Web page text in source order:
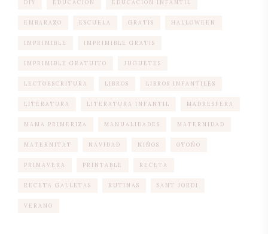
DIY EDUCACION EDUCACION INFANTIL
EMBARAZO ESCUELA GRATIS HALLOWEEN
IMPRIMIBLE IMPRIMIBLE GRATIS
IMPRIMIBLE GRATUITO JUGUETES
LECTOESCRITURA LIBROS LIBROS INFANTILES
LITERATURA LITERATURA INFANTIL MADRESFERA
MAMA PRIMERIZA MANUALIDADES MATERNIDAD
MATERNITAT NAVIDAD NIÑOS OTOÑO
PRIMAVERA PRINTABLE RECETA
RECETA GALLETAS RUTINAS SANT JORDI
VERANO